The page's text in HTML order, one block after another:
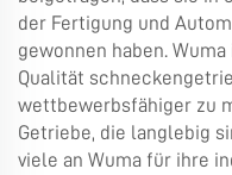
der Fertigung und
gewonnen haben.
Qualität
wettbewerbsfähiger zu
Getriebe, die langlebig
viele an Wuma für ihre